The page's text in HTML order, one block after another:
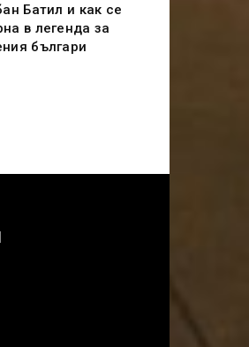
Батил и как се
в легенда за
българи